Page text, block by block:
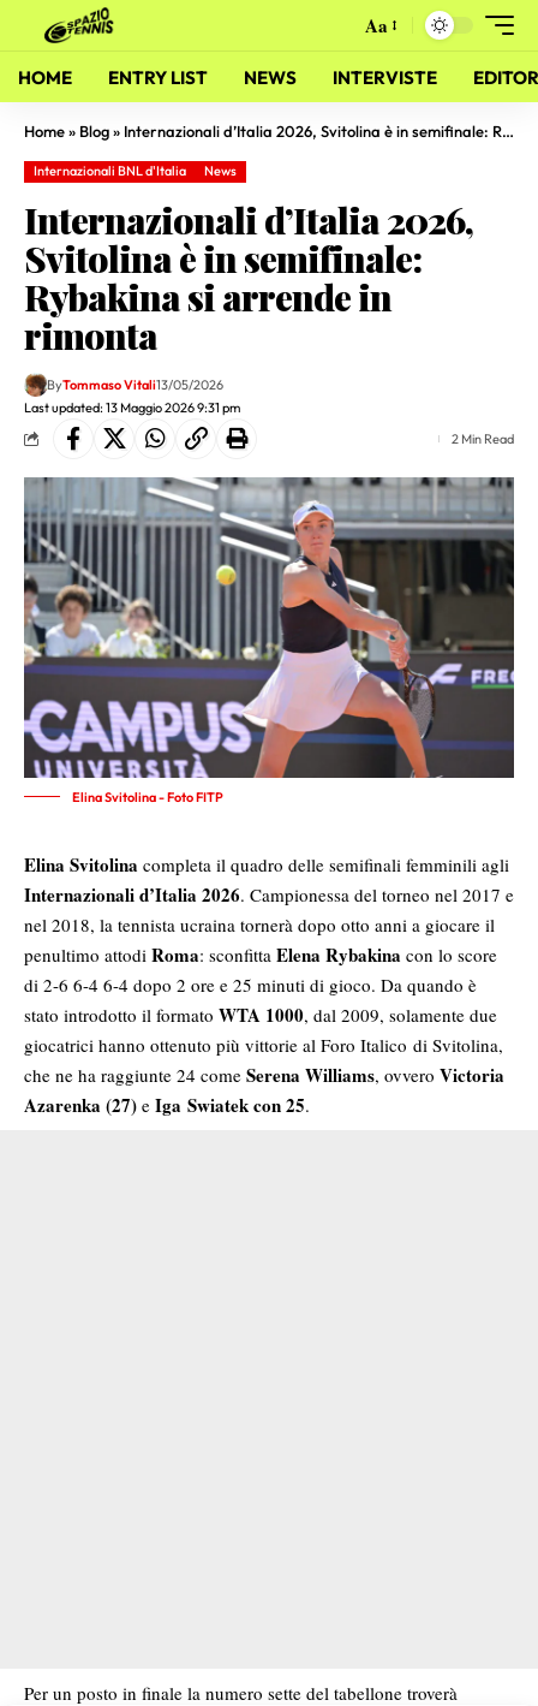
Aa
HOME ENTRY LIST NEWS INTERVISTE
Home» Blog» Internazionali d’Italia 2026, Svitolina è in semifinale: Rybakina si arrende in rimonta
Internazionali BNL d'Italia News
Internazionali d’Italia 2026,
Svitolina è in semifinale:
Rybakina si arrende in
rimonta
Last updated: 13 Maggio 2026 9:31 pm
ByTommaso Vitali13/05/2026
2 Min Read
Elina Svitolina - Foto FITP
Elina Svitolina completa il quadro delle semifinali femminili agli
Internazionali d’Italia 2026. Campionessa del torneo nel 2017 e
nel 2018, la tennista ucraina tornerà dopo otto anni a giocare il
penultimo attodi Roma: sconfitta Elena Rybakina con lo score
di 2-6 6-4 6-4 dopo 2 ore e 25 minuti di gioco. Da quando è
stato introdotto il formato WTA 1000, dal 2009, solamente due
giocatrici hanno ottenuto più vittorie al Foro Italico di Svitolina,
che ne ha raggiunte 24 come Serena Williams, ovvero Victoria
Azarenka (27) e Iga Swiatek con 25.
Per un posto in finale la numero sette del tabellone troverà